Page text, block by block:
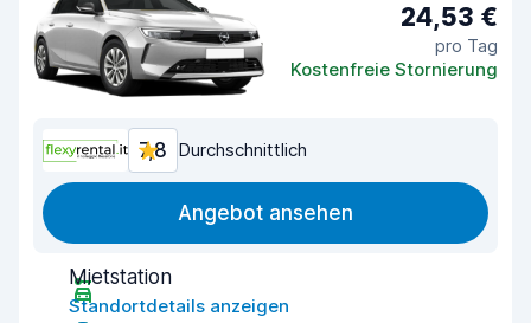
24,53 €
pro Tag
Kostenfreie Stornierung
7,8 Durchschnittlich
Angebot ansehen
Mietstation
Standortdetails anzeigen